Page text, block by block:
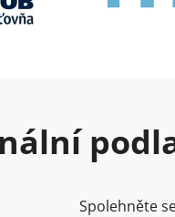
Spolehněte